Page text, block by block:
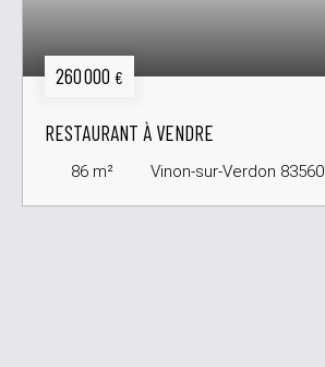
260 000 €
RESTAURANT À VENDRE
86 m² Vinon-sur-Verdon 83560